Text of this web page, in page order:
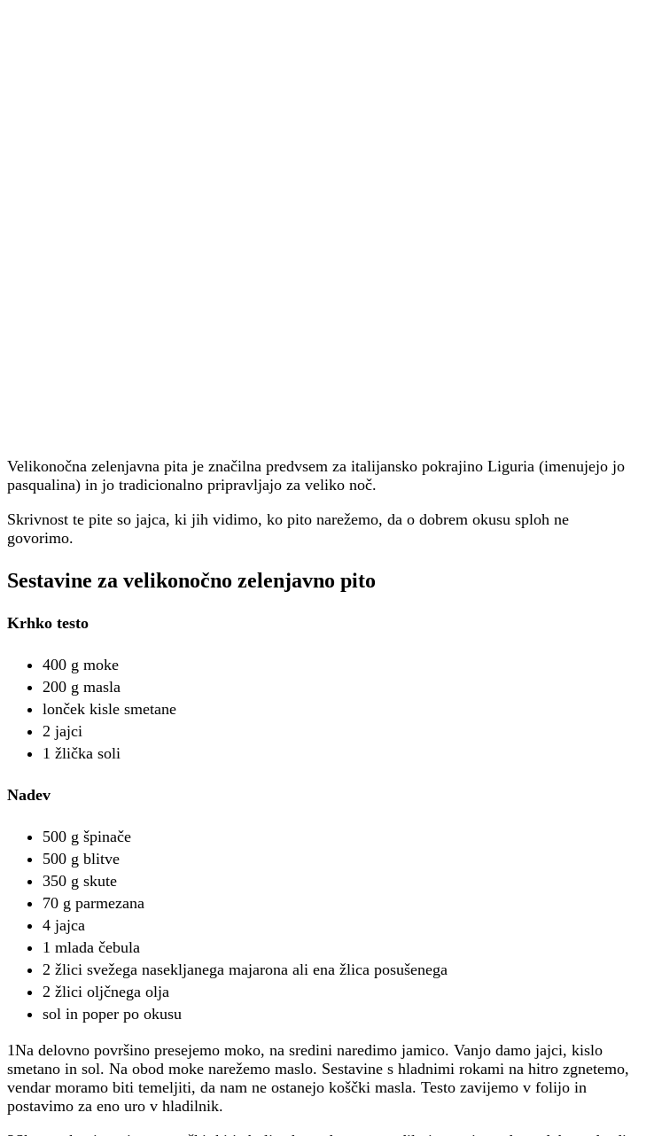
Velikonočna zelenjavna pita je značilna predvsem za italijansko pokrajino Liguria (imenujejo jo
pasqualina) in jo tradicionalno pripravljajo za veliko noč.
Skrivnost te pite so jajca, ki jih vidimo, ko pito narežemo, da o dobrem okusu sploh ne
govorimo.
Sestavine za velikonočno zelenjavno pito
Krhko testo
400 g moke
200 g masla
lonček kisle smetane
2 jajci
1 žlička soli
Nadev
500 g špinače
500 g blitve
350 g skute
70 g parmezana
4 jajca
1 mlada čebula
2 žlici svežega nasekljanega majarona ali ena žlica posušenega
2 žlici oljčnega olja
sol in poper po okusu
1Na delovno površino presejemo moko, na sredini naredimo jamico. Vanjo damo jajci, kislo
smetano in sol. Na obod moke narežemo maslo. Sestavine s hladnimi rokami na hitro zgnetemo,
vendar moramo biti temeljiti, da nam ne ostanejo koščki masla. Testo zavijemo v folijo in
postavimo za eno uro v hladilnik.